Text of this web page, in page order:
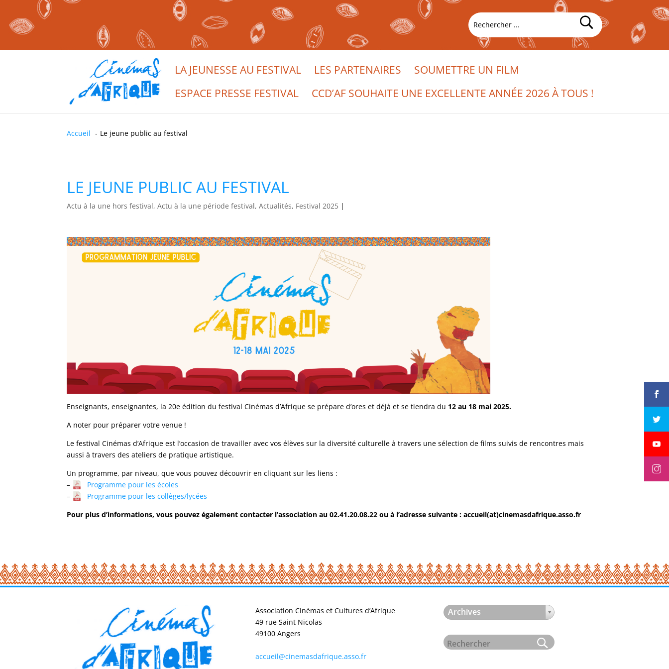
LA JEUNESSE AU FESTIVAL LES PARTENAIRES
SOUMETTRE UN FILM
ESPACE PRESSE FESTIVAL
CCD’AF SOUHAITE UNE EXCELLENTE ANNÉE 2026 À TOUS !
Accueil Le jeune public au festival
LE JEUNE PUBLIC AU FESTIVAL
Actu à la une hors festival, Actu à la une période festival, Actualités, Festival 2025 |
Enseignants, enseignantes, la 20e édition du festival Cinémas d’Afrique se prépare d’ores et déjà et se tiendra du 12 au 18 mai 2025.
A noter pour préparer votre venue !
Le festival Cinémas d’Afrique est l’occasion de travailler avec vos élèves sur la diversité culturelle à travers une sélection de films suivis de rencontres mais
aussi à travers des ateliers de pratique artistique.
Un programme, par niveau, que vous pouvez découvrir en cliquant sur les liens :
–
Programme pour les écoles
–
Programme pour les collèges/lycées
Pour plus d’informations, vous pouvez également contacter l’association au 02.41.20.08.22 ou à l’adresse suivante : accueil(at)cinemasdafrique.asso.fr
Association Cinémas et Cultures d’Afrique
49 rue Saint Nicolas
49100 Angers
accueil@cinemasdafrique.asso.fr
Archives